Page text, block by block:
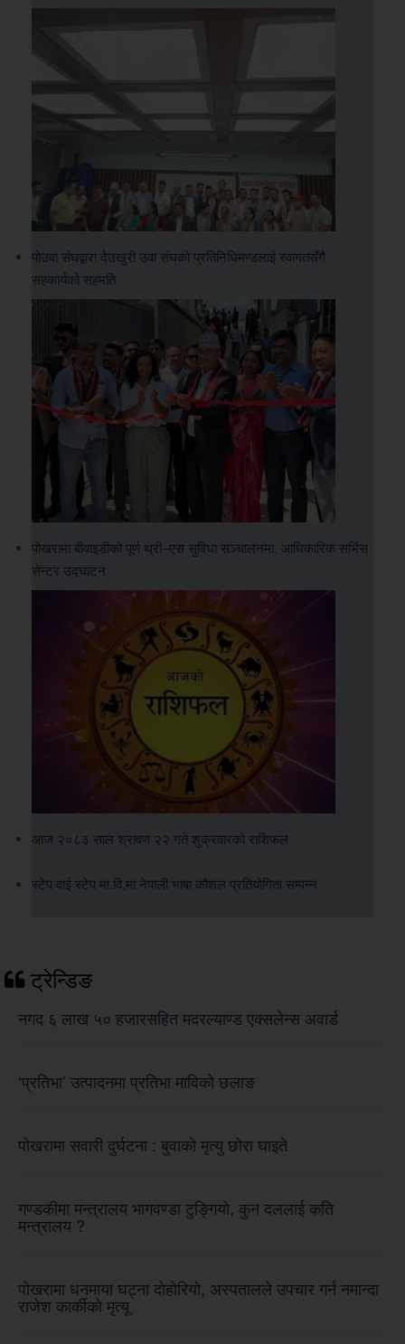
पोउवा संघद्वारा देउखुरी उवा संघको प्रतिनिधिमण्डलाई स्वागतसँगै
सहकार्यको सहमति
पोखरामा बीवाइडीको पूर्ण थ्री–एस सुविधा सञ्चालनमा, आधिकारिक सर्भिस
सेन्टर उद्घाटन
आज २०८३ साल श्रावण २२ गते शुक्रवारको राशिफल
स्टेप वाई स्टेप मा.वि.मा नेपाली भाषा कौशल प्रतियोगिता सम्पन्न
ट्रेन्डिङ
नगद ६ लाख ५० हजारसहित मदरल्याण्ड एक्सलेन्स अवार्ड
‘प्रतिभा’ उत्पादनमा प्रतिभा माविको छलाङ
पोखरामा सवारी दुर्घटना : बुवाको मृत्यु छोरा घाइते
गण्डकीमा मन्त्रालय भागवण्डा टुङ्गियो, कुन दललाई कति
मन्त्रालय ?
पोखरामा धनमाया घट्ना दोहोरियो, अस्पतालले उपचार गर्न नमान्दा
राजेश कार्कीको मृत्यू